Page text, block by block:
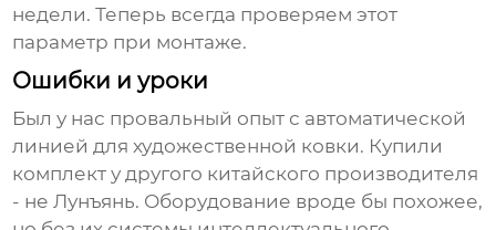
недели. Теперь всегда проверяем этот
параметр при монтаже.
Ошибки и уроки
Был у нас провальный опыт с автоматической
линией для художественной ковки. Купили
комплект у другого китайского производителя
- не Лунъянь. Оборудование вроде бы похожее,